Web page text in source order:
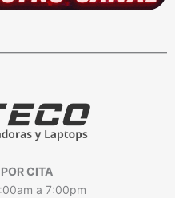
CITA
a 7:00pm